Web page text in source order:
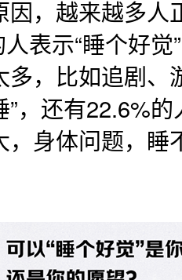
因，越来越多
表示“睡个好
多，比如追剧
，还有22.6%
，身体问题，睡